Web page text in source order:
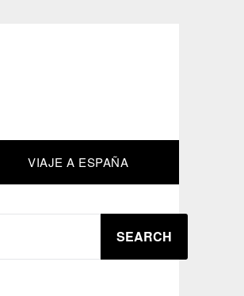
VIAJE A ESPAÑA
SEARCH